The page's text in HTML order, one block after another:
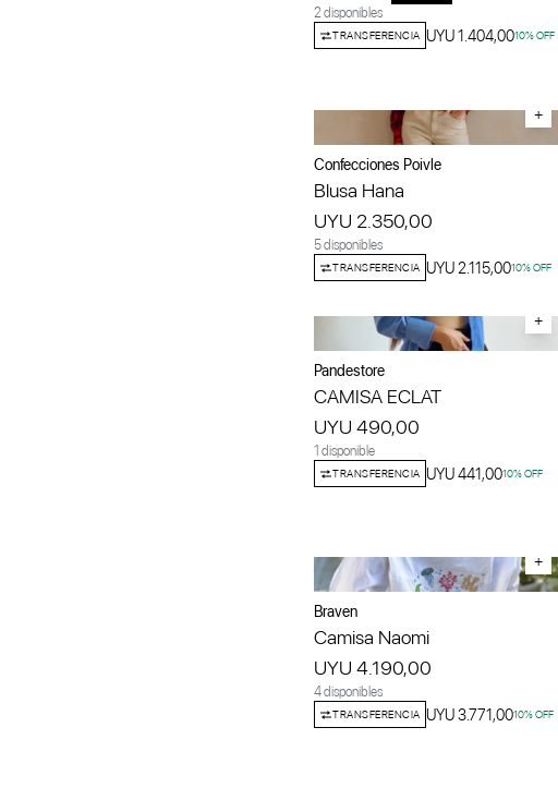
2 disponibles
TRANSFERENCIA UYU 1.404,0010% OFF
+
Confecciones Poivle
Blusa Hana
UYU 2.350,00
5 disponibles
TRANSFERENCIA UYU 2.115,0010% OFF
+
Pandestore
CAMISA ECLAT
UYU 490,00
1 disponible
TRANSFERENCIA UYU 441,0010% OFF
+
Braven
Camisa Naomi
UYU 4.190,00
4 disponibles
TRANSFERENCIA UYU 3.771,0010% OFF